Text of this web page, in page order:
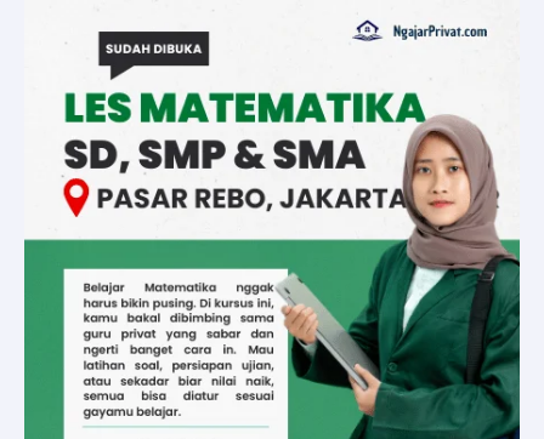
through
Rp16.800.000
Matematika
Jakarta
Timur
untuk
NgajarPrivat.com